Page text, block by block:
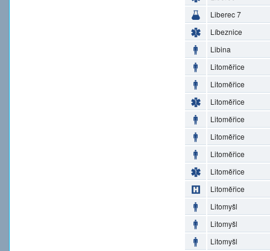
Liberec 7
Líbeznice
Libina
Litoměřice
Litoměřice
Litoměřice
Litoměřice
Litoměřice
Litoměřice
Litoměřice
Litoměřice
Litomyšl
Litomyšl
Litomyšl